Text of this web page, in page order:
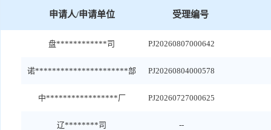
申请人/申请单位 受理编号
盘************司 PJ20260807000642
诺**********************部 PJ20260804000578
中*****************厂 PJ20260727000625
辽********司 --